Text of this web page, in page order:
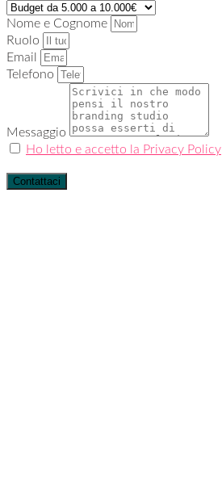
Nome e Cognome
Ruolo
Email
Telefono
Messaggio
Ho letto e accetto la Privacy Policy
Contattaci